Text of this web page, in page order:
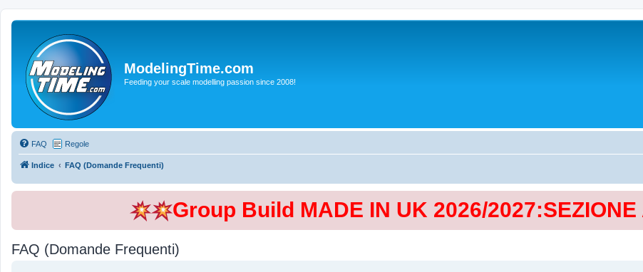
ModelingTime.com
Feeding your scale modelling passion since 2008!
FAQ Regole
Indice FAQ (Domande Frequenti)
Group Build MADE IN UK 2026/2027:SEZIONE
FAQ (Domande Frequenti)